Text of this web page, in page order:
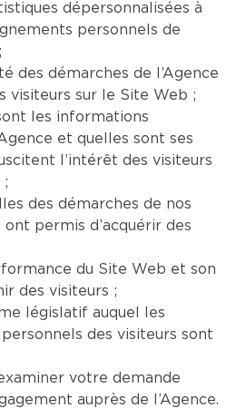
dépersonnalisées à
personnels de
des démarches de l’Agence
visiteurs sur le Site Web ;
les informations
et quelles sont ses
l’intérêt des visiteurs
;
des démarches de nos
permis d’acquérir des
du Site Web et son
des visiteurs ;
législatif auquel les
des visiteurs sont
votre demande
auprès de l’Agence.